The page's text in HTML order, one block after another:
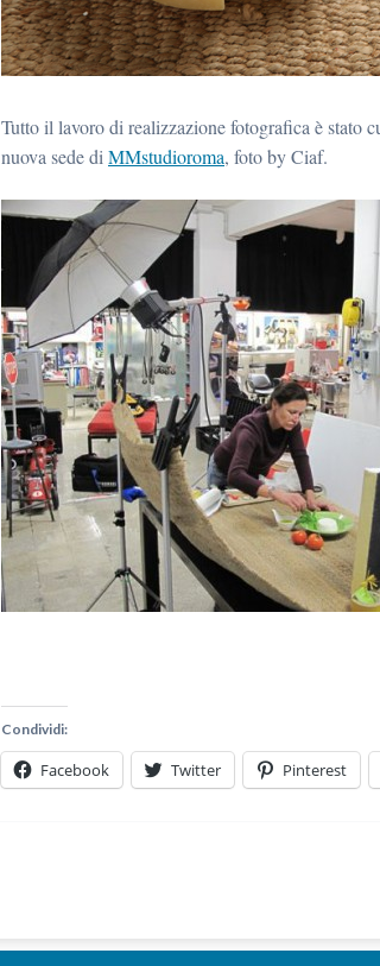
Tutto il lavoro di realizzazione fotografica è stato
nuova sede di MMstudioroma, foto by Ciaf.
Condividi:
Facebook Twitter Pinterest